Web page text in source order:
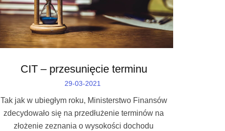
CIT – przesunięcie terminu
29-03-2021
Tak jak w ubiegłym roku, Ministerstwo Finansów
zdecydowało się na przedłużenie terminów na
złożenie zeznania o wysokości dochodu